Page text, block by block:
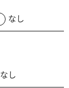
なし
なし